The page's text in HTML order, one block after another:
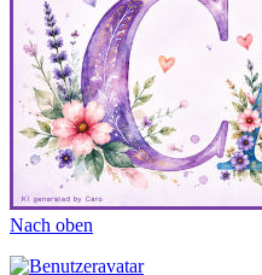
Nach oben